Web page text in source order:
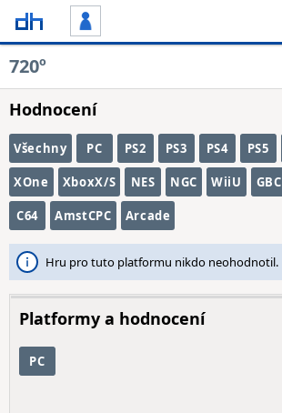
720º
Hodnocení
Všechny PC PS2 PS3 PS4 PS5
XOne XboxX/S NES NGC WiiU GBC
C64 AmstCPC Arcade
Hru pro tuto platformu nikdo neohodnotil.
Platformy a hodnocení
PC